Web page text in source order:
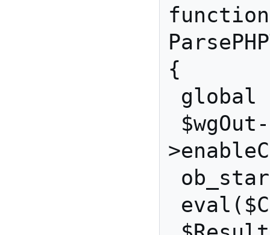
function
{